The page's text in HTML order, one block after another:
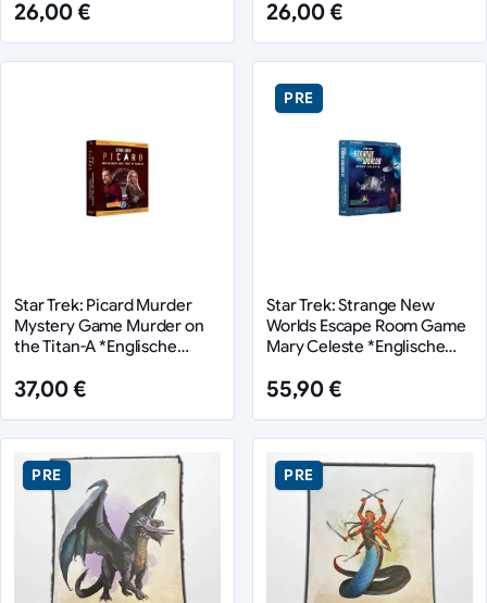
26,00 € 26,00 €
Star Trek: Picard Murder
Mystery Game Murder on
the Titan-A *Englische
37,00 €
PRE
Star Trek: Strange New
Worlds Escape Room Game
Mary Celeste *Englische
55,90 €
PRE PRE